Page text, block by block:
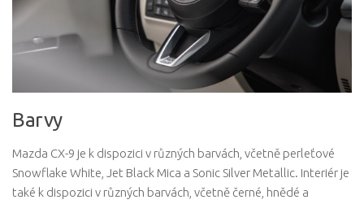
Barvy
Mazda CX-9 je k dispozici v různých barvách, včetně perleťové
Snowflake White, Jet Black Mica a Sonic Silver Metallic. Interiér je
také k dispozici v různých barvách, včetně černé, hnědé a